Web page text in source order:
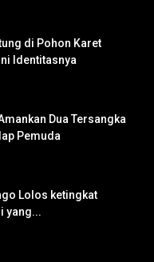
di Pohon Karet
Identitasnya
Dua Tersangka
Pemuda
Lolos ketingkat
yang...